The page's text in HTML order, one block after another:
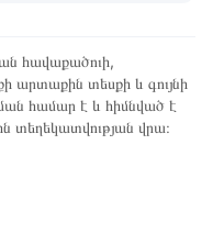
հավաքածուի,
արտաքին տեսքի և գույնի
համար է և հիմնված է
վրա։